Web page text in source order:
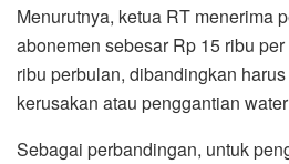
Menurutnya, ketua RT menerima
abonemen sebesar Rp 15 ribu
ribu perbulan, dibandingkan
kerusakan atau penggantian
Sebagai perbandingan, untuk